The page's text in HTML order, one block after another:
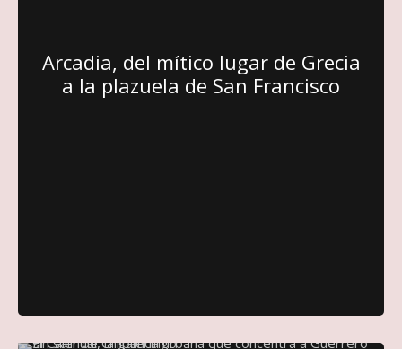
Arcadia, del mítico lugar de Grecia
a la plazuela de San Francisco